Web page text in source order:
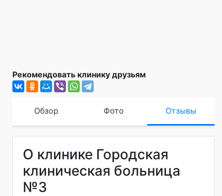
Рекомендовать клинику друзьям
Обзор Фото Отзывы
О клинике Городская
клиническая больница
№3